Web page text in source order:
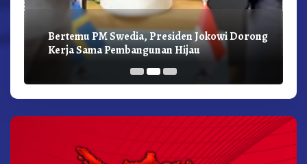
Bertemu PM Swedia, Presiden Jokowi Dorong
Kerja Sama Pembangunan Hijau